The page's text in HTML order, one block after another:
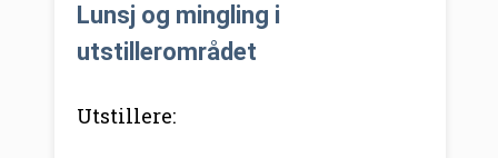
Lunsj og mingling i
utstillerområdet
Utstillere: